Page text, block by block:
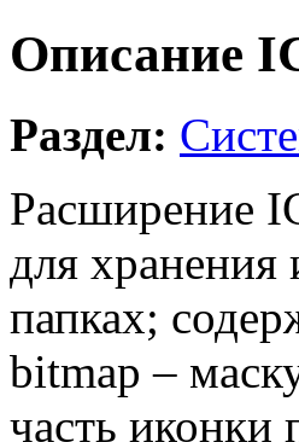
Описание
Раздел:
Расширение
для
папках;
bitmap –
часть иконки